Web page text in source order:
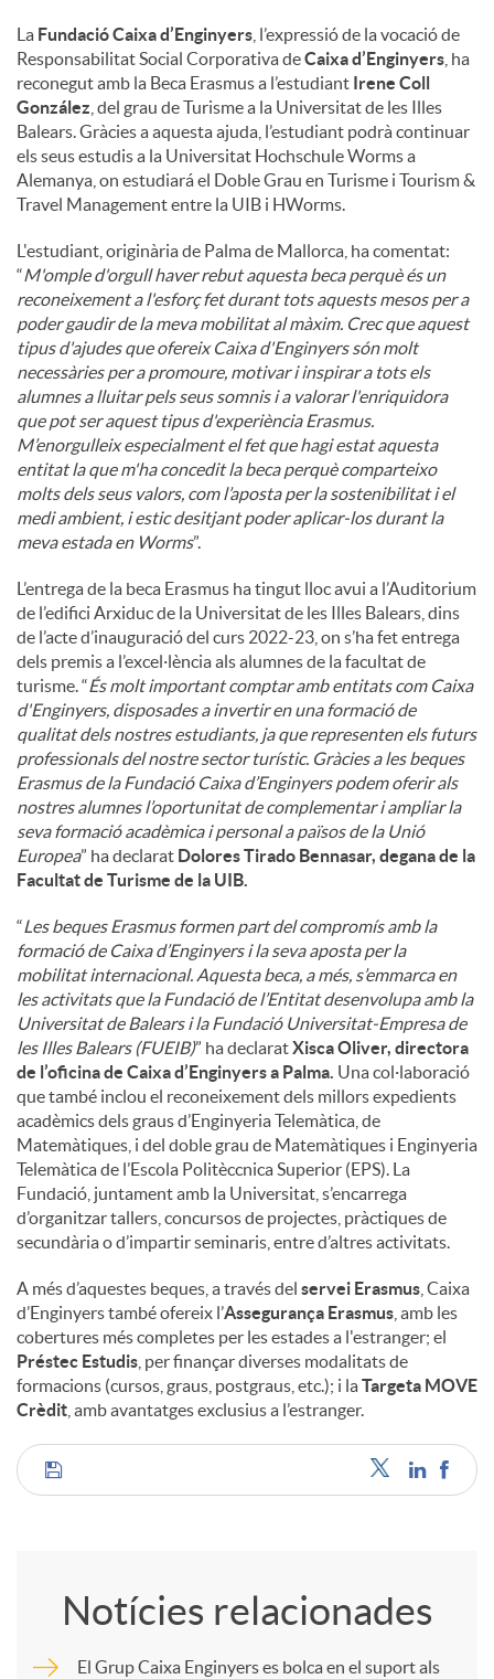
La Fundació Caixa d’Enginyers , l’expressió de la vocació de
Responsabilitat Social Corporativa deCaixa d’Enginyers , ha
reconegut amb la Beca Erasmus a l’estudiant Irene Coll
González , del grau de Turisme a la Universitat de les Illes
Balears. Gràcies a aquesta ajuda, l’estudiant podrà continuar
els seus estudis a la Universitat Hochschule Worms a
Alemanya, on estudiará el Doble Grau en Turisme i Tourism &
Travel Management entre la UIB i HWorms.
L'estudiant, originària de Palma de Mallorca, ha comentat:
“M'omple d'orgull haver rebut aquesta beca perquè és un
reconeixement a l'esforç fet durant tots aquests mesos per a
poder gaudir de la meva mobilitat al màxim. Crec que aquest
tipus d'ajudes que ofereix Caixa d'Enginyers són molt
necessàries per a promoure, motivar i inspirar a tots els
alumnes a lluitar pels seus somnis i a valorar l'enriquidora
que pot ser aquest tipus d'experiència Erasmus.
M’enorgulleix especialment el fet que hagi estat aquesta
entitat la que m'ha concedit la beca perquè comparteixo
molts dels seus valors, com l’aposta per la sostenibilitat i el
medi ambient, i estic desitjant poder aplicar-los durant la
meva estada en Worms”.
L’entrega de la beca Erasmus ha tingut lloc avui a l’Auditorium
de l’edifici Arxiduc de la Universitat de les Illes Balears, dins
de l’acte d’inauguració del curs 2022-23, on s’ha fet entrega
dels premis a l’excel·lència als alumnes de la facultat de
turisme. “És molt important comptar amb entitats com Caixa
d'Enginyers, disposades a invertir en una formació de
qualitat dels nostres estudiants, ja que representen els futurs
professionals del nostre sector turístic. Gràcies a les beques
Erasmus de la Fundació Caixa d’Enginyers podem oferir als
nostres alumnes l’oportunitat de complementar i ampliar la
seva formació acadèmica i personal a països de la Unió
Europea” ha declarat Dolores Tirado Bennasar, degana de la
Facultat de Turisme de la UIB.
“Les beques Erasmus formen part del compromís amb la
formació de Caixa d’Enginyers i la seva aposta per la
mobilitat internacional. Aquesta beca, a més, s’emmarca en
les activitats que la Fundació de l’Entitat desenvolupa amb la
Universitat de Balears i la Fundació Universitat-Empresa de
les Illes Balears (FUEIB)” ha declaratXisca Oliver, directora
de l’oficina de Caixa d’Enginyers a Palma. Una col·laboració
que també inclou el reconeixement dels millors expedients
acadèmics dels graus d’Enginyeria Telemàtica, de
Matemàtiques, i del doble grau de Matemàtiques i Enginyeria
Telemàtica de l’Escola Politèccnica Superior (EPS). La
Fundació, juntament amb la Universitat, s’encarrega
d’organitzar tallers, concursos de projectes, pràctiques de
secundària o d’impartir seminaris, entre d’altres activitats.
A més d’aquestes beques, a través del servei Erasmus , Caixa
d’Enginyers també ofereix l’Assegurança Erasmus , amb les
cobertures més completes per les estades a l'estranger; el
Préstec Estudis , per finançar diverses modalitats de
formacions (cursos, graus, postgraus, etc.); i laTargeta MOVE
Crèdit , amb avantatges exclusius a l’estranger.
C
Notícies relacionades
El Grup Caixa Enginyers es bolca en el suport als